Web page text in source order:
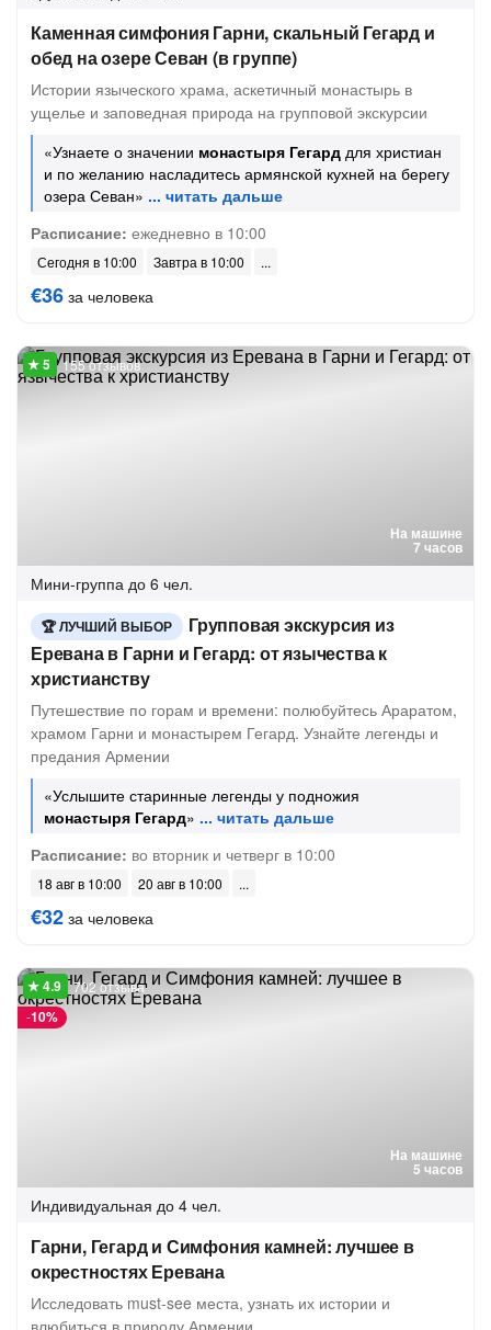
Каменная симфония Гарни, скальный Гегард и
обед на озере Севан (в группе)
Истории языческого храма, аскетичный монастырь в
ущелье и заповедная природа на групповой экскурсии
«Узнаете о значении монастыря Гегард для христиан
и по желанию насладитесь армянской кухней на берегу
озера Севан»
Расписание: ежедневно в 10:00
Сегодня в 10:00 Завтра в 10:00
€36 за человека
На машине
7 часов
155 отзывов
Мини-группа до 6 чел.
ЛУЧШИЙ ВЫБОР
Групповая экскурсия из
Еревана в Гарни и Гегард: от язычества к
христианству
Путешествие по горам и времени: полюбуйтесь Араратом,
храмом Гарни и монастырем Гегард. Узнайте легенды и
предания Армении
«Услышите старинные легенды у подножия
монастыря Гегард»
Расписание: во вторник и четверг в 10:00
18 авг в 10:00 20 авг в 10:00
€32 за человека
На машине
5 часов
-10%
702 отзыва
Индивидуальная до 4 чел.
Гарни, Гегард и Симфония камней: лучшее в
окрестностях Еревана
Исследовать must-see места, узнать их истории и
влюбиться в природу Армении